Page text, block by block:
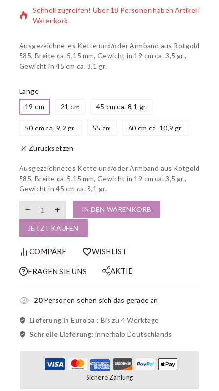
Schnell zugreifen! Über 18 Personen haben Artikel im
Warenkorb.
Ausgezeichnetes Kette und/oder Armband aus Rotgold
585, Breite ca. 5,15 mm, Gewicht in 19 cm ca. 3,5 gr.,
Gewicht in 45 cm ca. 8,1 gr.
Länge
19 cm
21 cm 45 cm ca. 8,1 gr.
50 cm ca. 9,2 gr. 55 cm 60 cm ca. 10,9 gr.
Zurücksetzen
Ausgezeichnetes Kette und/oder Armband aus Rotgold
585, Breite ca. 5,15 mm, Gewicht in 19 cm ca. 3,5 gr.,
Gewicht in 45 cm ca. 8,1 gr.
IN DEN WARENKORB
JETZT KAUFEN
COMPARE WISHLIST
FRAGEN SIE UNS AKTIE
20Personen sehen sich das gerade an
Lieferung in Europa : Bis zu 4 Werktage
Schnelle Lieferung: innerhalb Deutschlands
Sichere Zahlung